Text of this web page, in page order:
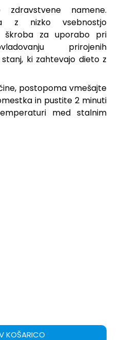
namene.
z nizko vsebnostjo
škroba za uporabo pri
prirojenih
ki zahtevajo dieto z
postopoma vmešajte
in pustite 2 minuti
med stalnim
KOŠARICO